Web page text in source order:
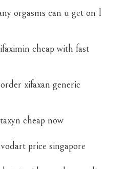
orgasms can u get on 1
cheap with fast
xifaxan generic
cheap now
price singapore